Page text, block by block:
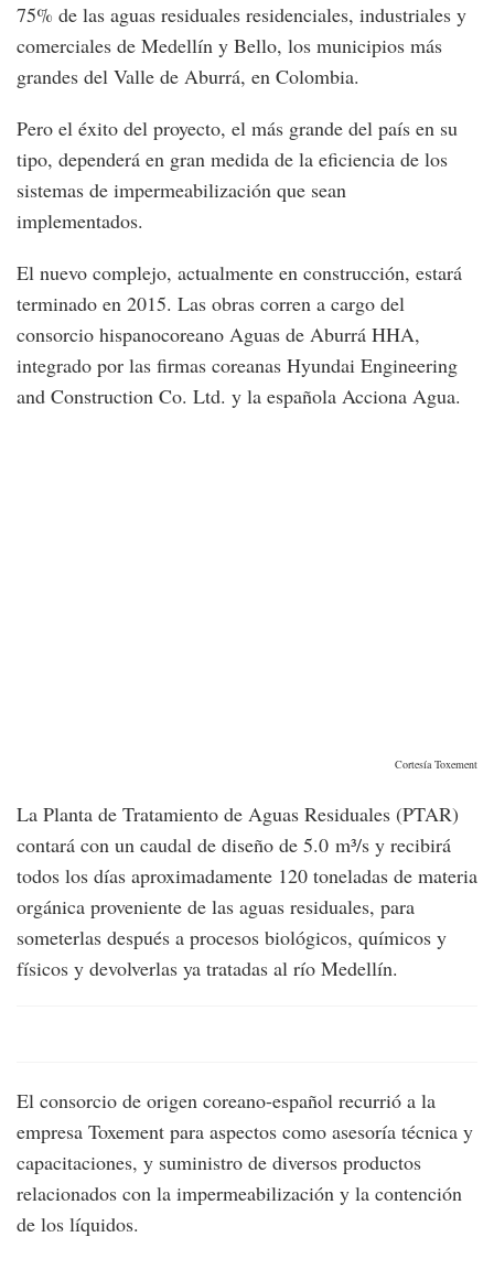
75% de las aguas residuales residenciales, industriales y
comerciales de Medellín y Bello, los municipios más
grandes del Valle de Aburrá, en Colombia.
Pero el éxito del proyecto, el más grande del país en su
tipo, dependerá en gran medida de la eficiencia de los
sistemas de impermeabilización que sean
implementados.
El nuevo complejo, actualmente en construcción, estará
terminado en 2015. Las obras corren a cargo del
consorcio hispanocoreano Aguas de Aburrá HHA,
integrado por las firmas coreanas Hyundai Engineering
and Construction Co. Ltd. y la española Acciona Agua.
Cortesía Toxement
La Planta de Tratamiento de Aguas Residuales (PTAR)
contará con un caudal de diseño de 5.0 m³/s y recibirá
todos los días aproximadamente 120 toneladas de materia
orgánica proveniente de las aguas residuales, para
someterlas después a procesos biológicos, químicos y
físicos y devolverlas ya tratadas al río Medellín.
El consorcio de origen coreano-español recurrió a la
empresa Toxement para aspectos como asesoría técnica y
capacitaciones, y suministro de diversos productos
relacionados con la impermeabilización y la contención
de los líquidos.